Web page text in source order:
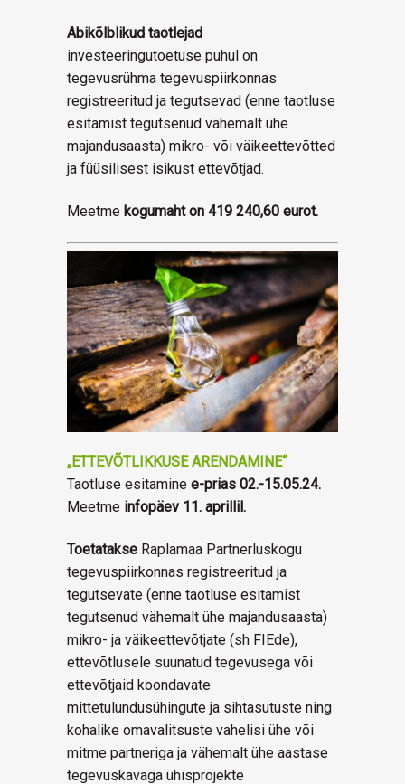
Abikõlblikud taotlejad
investeeringutoetuse puhul on
tegevusrühma tegevuspiirkonnas
registreeritud ja tegutsevad (enne taotluse
esitamist tegutsenud vähemalt ühe
majandusaasta) mikro- või väikeettevõtted
ja füüsilisest isikust ettevõtjad.
Meetme kogumaht on 419 240,60 eurot.
„ETTEVÕTLIKKUSE ARENDAMINE“
Taotluse esitamine e-prias 02.-15.05.24.
Meetme infopäev 11. aprillil.
Toetatakse Raplamaa Partnerluskogu
tegevuspiirkonnas registreeritud ja
tegutsevate (enne taotluse esitamist
tegutsenud vähemalt ühe majandusaasta)
mikro- ja väikeettevõtjate (sh FIEde),
ettevõtlusele suunatud tegevusega või
ettevõtjaid koondavate
mittetulundusühingute ja sihtasutuste ning
kohalike omavalitsuste vahelisi ühe või
mitme partneriga ja vähemalt ühe aastase
tegevuskavaga ühisprojekte